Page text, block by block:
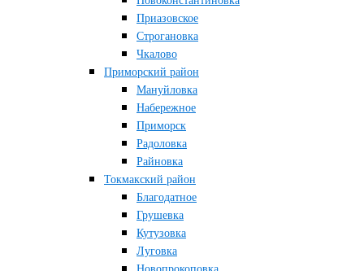
Приазовское
Строгановка
Чкалово
Приморский район
Мануйловка
Набережное
Приморск
Радоловка
Райновка
Токмакский район
Благодатное
Грушевка
Кутузовка
Луговка